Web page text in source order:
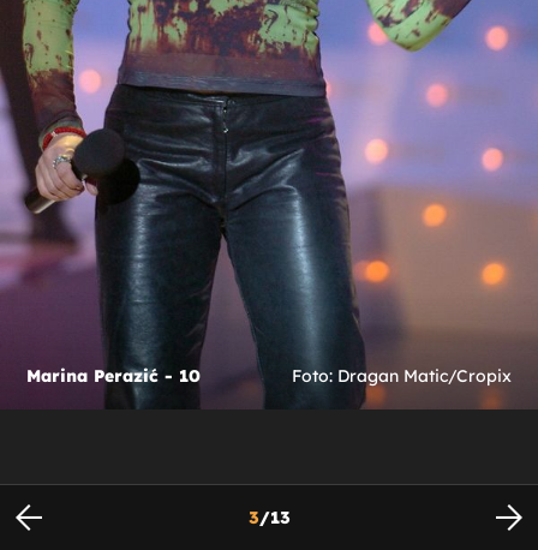
Marina Perazić - 10 Foto: Dragan Matic/Cropix
3/13